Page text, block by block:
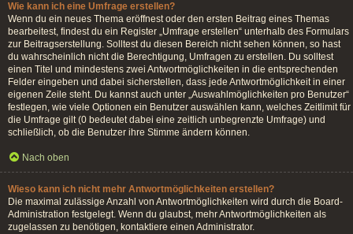
Wie kann ich eine Umfrage erstellen?
Wenn du ein neues Thema eröffnest oder den ersten Beitrag eines Themas
bearbeitest, findest du ein Register „Umfrage erstellen“ unterhalb des Formulars
zur Beitragserstellung. Solltest du diesen Bereich nicht sehen können, so hast
du wahrscheinlich nicht die Berechtigung, Umfragen zu erstellen. Du solltest
einen Titel und mindestens zwei Antwortmöglichkeiten in die entsprechenden
Felder eingeben und dabei sicherstellen, dass jede Antwortmöglichkeit in einer
eigenen Zeile steht. Du kannst auch unter „Auswahlmöglichkeiten pro Benutzer“
festlegen, wie viele Optionen ein Benutzer auswählen kann, welches Zeitlimit für
die Umfrage gilt (0 bedeutet dabei eine zeitlich unbegrenzte Umfrage) und
schließlich, ob die Benutzer ihre Stimme ändern können.
Nach oben
Wieso kann ich nicht mehr Antwortmöglichkeiten erstellen?
Die maximal zulässige Anzahl von Antwortmöglichkeiten wird durch die Board-
Administration festgelegt. Wenn du glaubst, mehr Antwortmöglichkeiten als
zugelassen zu benötigen, kontaktiere einen Administrator.